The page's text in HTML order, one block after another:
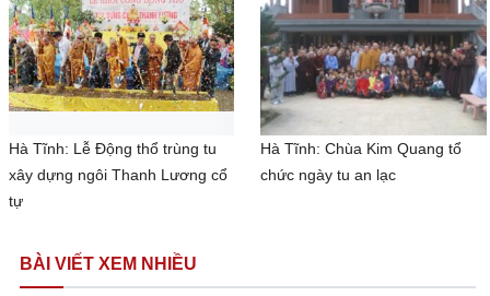
Hà Tĩnh: Lễ Động thổ trùng tu
xây dựng ngôi Thanh Lương cổ
tự
Hà Tĩnh: Chùa Kim Quang tổ
chức ngày tu an lạc
BÀI VIẾT XEM NHIỀU